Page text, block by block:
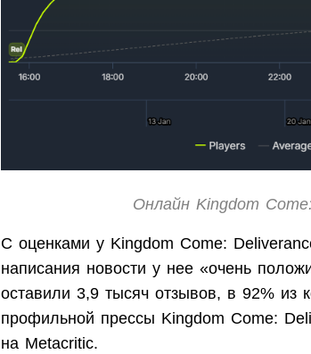
Онлайн Kingdom
С оценками у Kingdom Come:
написания новости у нее «очень
оставили 3,9 тысяч отзывов, в 92% из
профильной прессы Kingdom Come:
на Metacritic.